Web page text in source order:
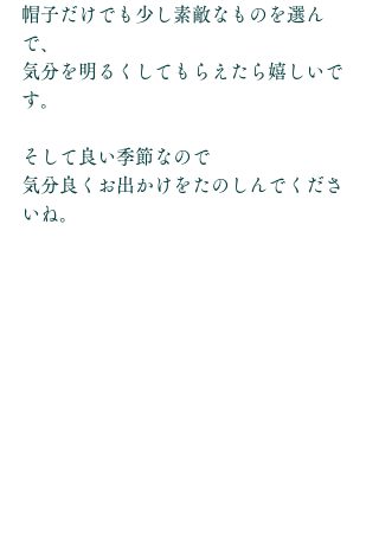
帽子だけでも少し素敵なものを選ん
で、
気分を明るくしてもらえたら嬉しいで
す。
そして良い季節なので
気分良くお出かけをたのしんでくださ
いね。